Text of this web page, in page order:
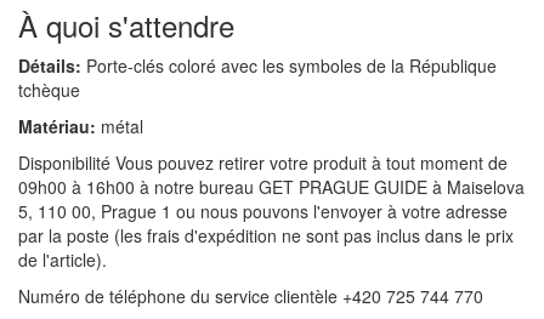
À quoi s'attendre
Détails: Porte-clés coloré avec les symboles de la République
tchèque
Matériau: métal
Disponibilité Vous pouvez retirer votre produit à tout moment de
09h00 à 16h00 à notre bureau GET PRAGUE GUIDE à Maiselova
5, 110 00, Prague 1 ou nous pouvons l'envoyer à votre adresse
par la poste (les frais d'expédition ne sont pas inclus dans le prix
de l'article).
Numéro de téléphone du service clientèle +420 725 744 770